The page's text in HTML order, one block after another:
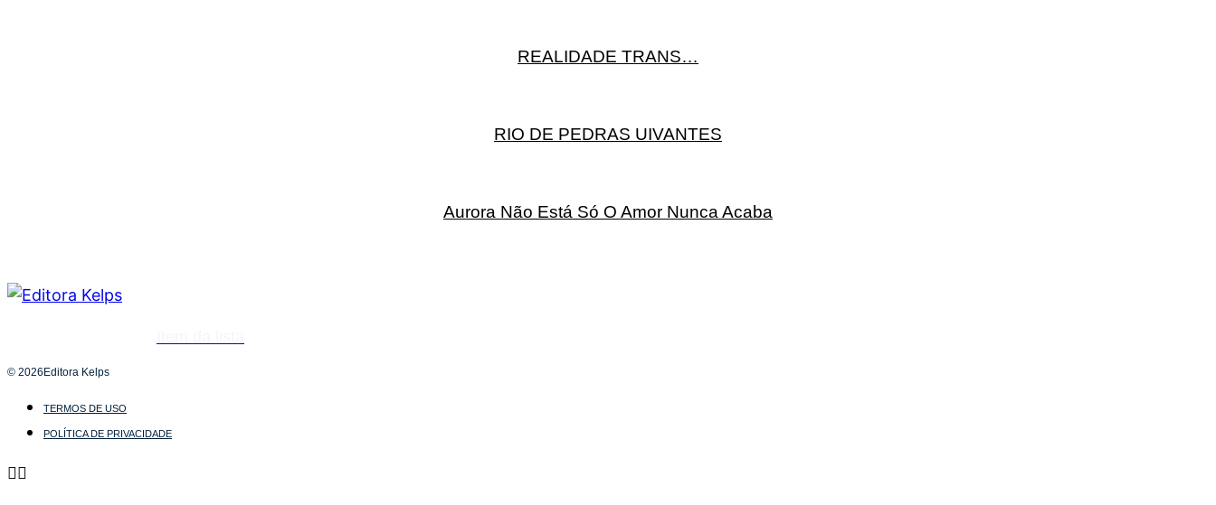
REALIDADE TRANS…
RIO DE PEDRAS UIVANTES
Aurora Não Está Só O Amor Nunca Acaba
© 2026Editora Kelps
TERMOS DE USO
POLÍTICA DE PRIVACIDADE